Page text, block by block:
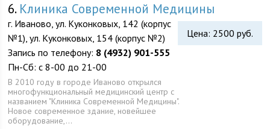
6. Клиника Современной Медицины
Цена: 2500 руб.
г. Иваново, ул. Куконковых, 142 (корпус
№1), ул. Куконковых, 154 (корпус №2)
Запись по телефону: 8 (4932) 901-555
Пн-Сб: с 8-00 до 21-00
В 2010 году в городе Иваново открылся
многофункциональный медицинский центр с
названием "Клиника Современной Медицины".
Новое современное здание, новейшее
оборудование,…